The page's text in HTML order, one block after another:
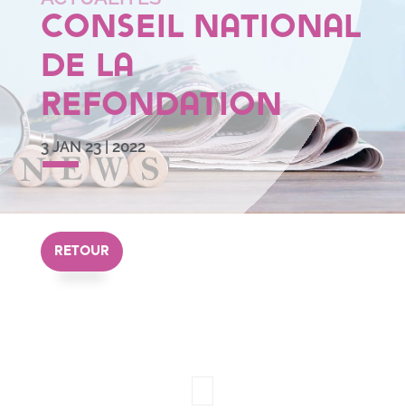
Conseil national
de la
Refondation
3 JAN 23|2022
RETOUR